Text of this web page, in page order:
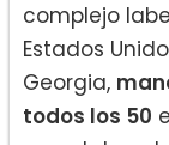
complejo
Estados
Georgia,
todos los 50